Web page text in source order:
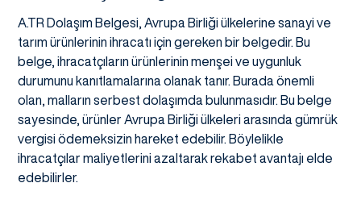
A.TR Dolaşım Belgesi, Avrupa Birliği ülkelerine sanayi ve
tarım ürünlerinin ihracatı için gereken bir belgedir. Bu
belge, ihracatçıların ürünlerinin menşei ve uygunluk
durumunu kanıtlamalarına olanak tanır. Burada önemli
olan, malların serbest dolaşımda bulunmasıdır. Bu belge
sayesinde, ürünler Avrupa Birliği ülkeleri arasında gümrük
vergisi ödemeksizin hareket edebilir. Böylelikle
ihracatçılar maliyetlerini azaltarak rekabet avantajı elde
edebilirler.